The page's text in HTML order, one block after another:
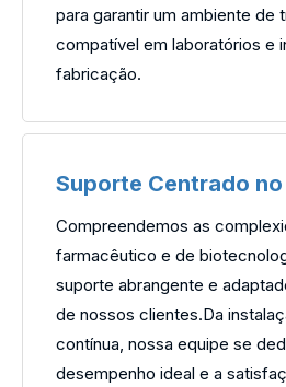
para garantir um ambiente de
compatível em laboratórios e
fabricação.
Suporte Centrado
Compreendemos as
farmacêutico e de
suporte abrangente e
de nossos clientes.Da
contínua, nossa equipe se
desempenho ideal e a